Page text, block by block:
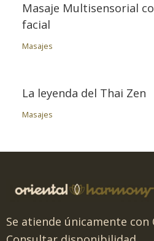
Masaje Multisensorial
facial
Masajes
La leyenda del Thai Zen
Masajes
Se atiende únicamente con